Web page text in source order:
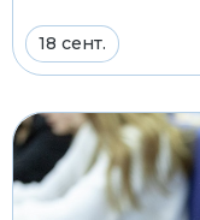
18 сент.